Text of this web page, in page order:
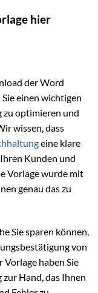
hier
der Word
Sie einen wichtigen
zu optimieren und
wissen, dass
eine klare
Kunden und
Vorlage wurde mit
genau das zu
Sie sparen können,
von
haben Sie
Hand, das Ihnen